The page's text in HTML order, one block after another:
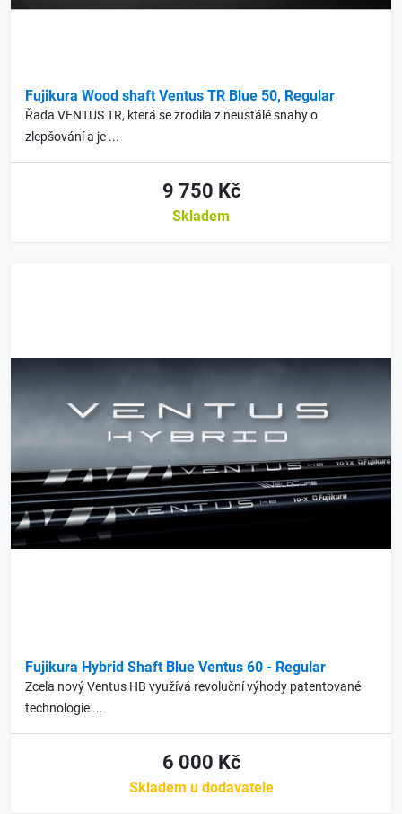
Fujikura Wood shaft Ventus TR Blue 50, Regular
Řada VENTUS TR, která se zrodila z neustálé snahy o
zlepšování a je ...
9 750 Kč
Skladem
Fujikura Hybrid Shaft Blue Ventus 60 - Regular
Zcela nový Ventus HB využívá revoluční výhody patentované
technologie ...
6 000 Kč
Skladem u dodavatele